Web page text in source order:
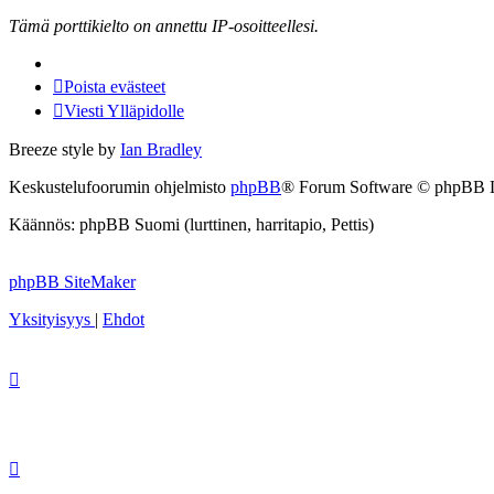
Tämä porttikielto on annettu IP-osoitteellesi.
Poista evästeet
Viesti Ylläpidolle
Breeze style by Ian Bradley
Keskustelufoorumin ohjelmisto phpBB® Forum Software © phpBB
Käännös: phpBB Suomi (lurttinen, harritapio, Pettis)
phpBB SiteMaker
Yksityisyys | Ehdot